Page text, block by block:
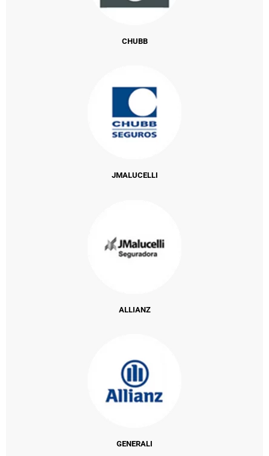
CHUBB
JMALUCELLI
ALLIANZ
GENERALI